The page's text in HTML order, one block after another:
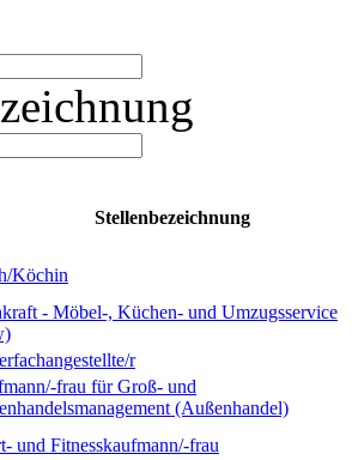
Stellenbezeichnung
Köchin
- Möbel-, Küchen- und Umzugsservice
r
frau für Groß- und
(Außenhandel)
und Fitnesskaufmann/-frau